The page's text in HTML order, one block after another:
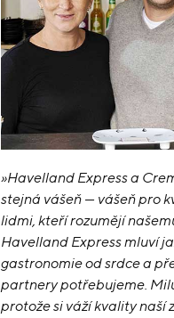
»Havelland Express a
stejná vášeň — vášeň pro
lidmi, kteří rozumějí
Havelland Express mluví
gastronomie od srdce a
partnery potřebujeme.
protože si váží kvality naší